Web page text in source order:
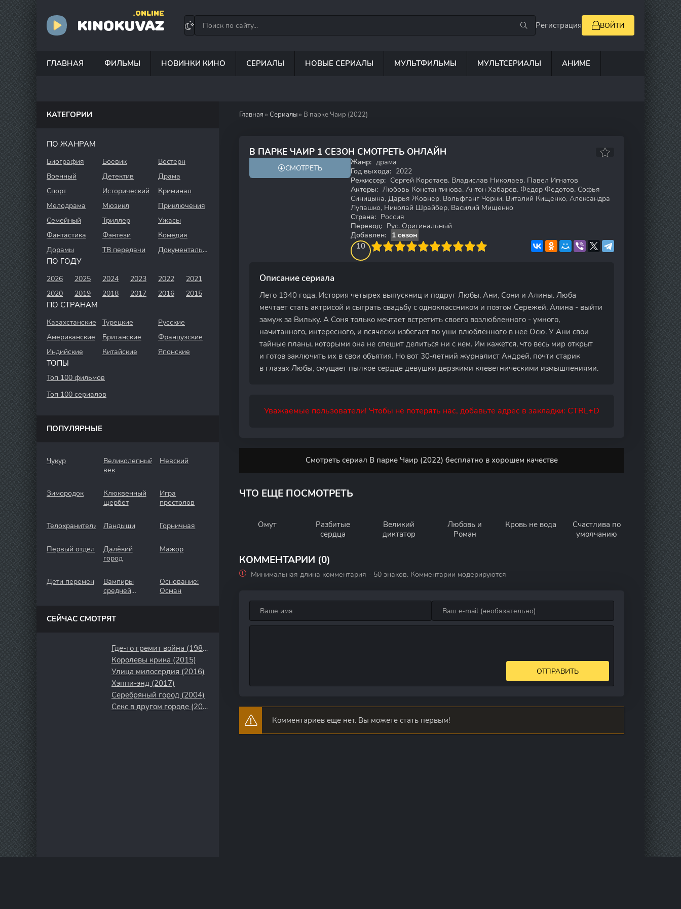
KINOKUVAZ
.ONLINE
Регистрация ВОЙТИ
ГЛАВНАЯ ФИЛЬМЫ НОВИНКИ КИНО СЕРИАЛЫ НОВЫЕ СЕРИАЛЫ МУЛЬТФИЛЬМЫ МУЛЬТСЕРИАЛЫ АНИМЕ
Главная » Сериалы » В парке Чаир (2022)
В ПАРКЕ ЧАИР 1 СЕЗОН СМОТРЕТЬ ОНЛАЙН
8.3
СМОТРЕТЬ
Жанр: драма
Год выхода: 2022
Режиссер: Сергей Коротаев, Владислав Николаев, Павел Игнатов
Актеры: Любовь Константинова, Антон Хабаров, Фёдор Федотов, Софья
Синицына, Дарья Жовнер, Вольфганг Черни, Виталий Кищенко, Александра
Лупашко, Николай Шрайбер, Василий Мищенко
Страна: Россия
Перевод: Рус. Оригинальный
Добавлен:
1 сезон
10
4 5 6 7 8 9 10
Описание сериала
Лето 1940 года. История четырех выпускниц и подруг Любы, Ани, Сони и Алины. Люба
мечтает стать актрисой и сыграть свадьбу с одноклассником и поэтом Сережей. Алина - выйти
замуж за Вильку. А Соня только мечтает встретить своего возлюбленного - умного,
начитанного, интересного, и всячески избегает по уши влюблённого в неё Осю. У Ани свои
тайные планы, которыми она не спешит делиться ни с кем. Им кажется, что весь мир открыт
и готов заключить их в свои объятия. Но вот 30-летний журналист Андрей, почти старик
в глазах Любы, смущает пылкое сердце девушки дерзкими клеветническими измышлениями.
Уважаемые пользователи! Чтобы не потерять нас, добавьте адрес в закладки: CTRL+D
Смотреть сериал В парке Чаир (2022) бесплатно в хорошем качестве
ЧТО ЕЩЕ ПОСМОТРЕТЬ
Омут
Разбитые
сердца
Великий
диктатор
Любовь и
Роман
Кровь не вода
Счастлива по
умолчанию
КОММЕНТАРИИ (0)
Минимальная длина комментария - 50 знаков. Комментарии модерируются
ОТПРАВИТЬ
Комментариев еще нет. Вы можете стать первым!
КАТЕГОРИИ
ПО ЖАНРАМ
Биография Боевик
Вестерн
Военный
Детектив
Драма
Спорт
Исторический
Криминал
Мелодрама
Мюзикл
Приключения
Семейный
Триллер
Ужасы
Фантастика
Фэнтези
Комедия
Дорамы
ТВ передачи Документальный
ПО ГОДУ
2026 2025 2024 2023 2022
2021
2020
2019 2018 2017 2016 2015
ПО СТРАНАМ
Казахстанские Турецкие
Русские
Американские
Британские
Французские
Индийские
Китайские Японские
ТОПЫ
Топ 100 фильмов
Топ 100 сериалов
ПОПУЛЯРНЫЕ
Чукур
Великолепный
век
Невский
Зимородок
Клюквенный
щербет
Игра
престолов
Телохранители Ландыши Горничная
Первый отдел
Далёкий
город
Мажор
Дети перемен
Вампиры
средней
Основание:
Осман
СЕЙЧАС СМОТРЯТ
Где-то гремит война (1986)
Королевы крика (2015)
Улица милосердия (2016)
Хэппи-энд (2017)
Серебряный город (2004)
Секс в другом городе (2004)